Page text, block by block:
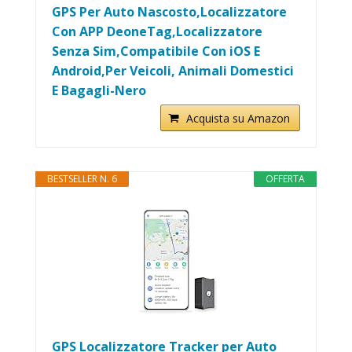
GPS Per Auto Nascosto,Localizzatore
Con APP DeoneTag,Localizzatore
Senza Sim,Compatibile Con iOS E
Android,Per Veicoli, Animali Domestici
E Bagagli-Nero
Acquista su Amazon
OFFERTA
BESTSELLER N. 6
GPS Localizzatore Tracker per Auto